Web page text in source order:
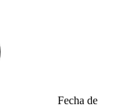
Fecha de